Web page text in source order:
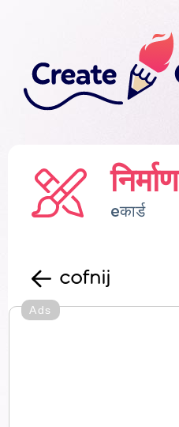
निर्माण
eकार्ड
cofnij
Ads